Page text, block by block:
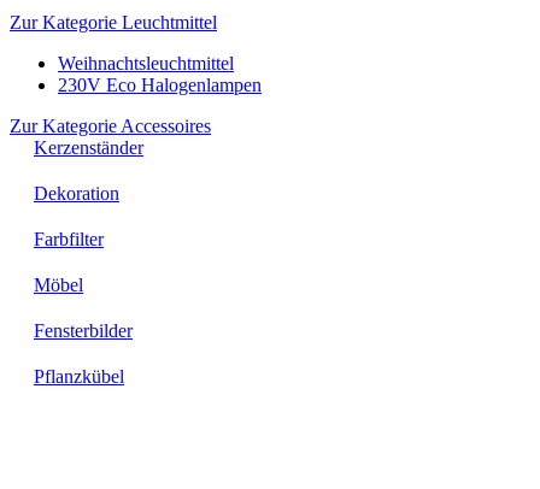
Zur Kategorie Leuchtmittel
Weihnachtsleuchtmittel
230V Eco Halogenlampen
Zur Kategorie Accessoires
Kerzenständer
Dekoration
Farbfilter
Möbel
Fensterbilder
Pflanzkübel